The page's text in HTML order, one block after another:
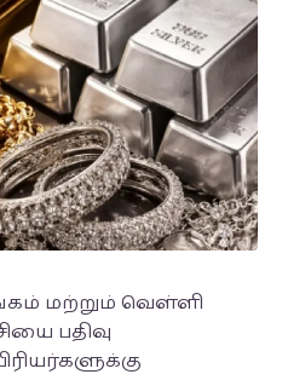
மற்றும் வெள்ளி
பதிவு